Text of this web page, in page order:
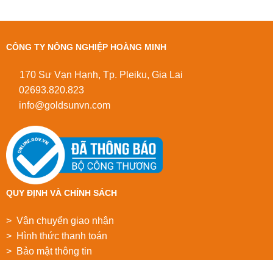
CÔNG TY NÔNG NGHIỆP HOÀNG MINH
170 Sư Vạn Hạnh, Tp. Pleiku, Gia Lai
02693.820.823
info@goldsunvn.com
QUY ĐỊNH VÀ CHÍNH SÁCH
> Vận chuyển giao nhận
> Hình thức thanh toán
> Bảo mật thông tin